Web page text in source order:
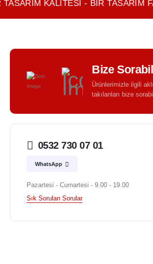
TASARIM KALITESI - BIR TASARIM
Bize
Ürünlerimizle ilgili
takılanları bize
0532 730 07 01
WhatsApp
Pazartesi - Cumartesi - 9.00 - 19.00
Sık Sorulan Sorular